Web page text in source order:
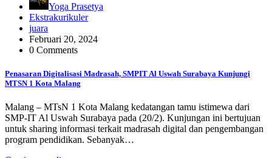
Yoga Prasetya
Ekstrakurikuler
juara
Februari 20, 2024
0 Comments
Penasaran Digitalisasi Madrasah, SMPIT Al Uswah Surabaya Kunjungi
MTSN 1 Kota Malang
Malang – MTsN 1 Kota Malang kedatangan tamu istimewa dari
SMP-IT Al Uswah Surabaya pada (20/2). Kunjungan ini bertujuan
untuk sharing informasi terkait madrasah digital dan pengembangan
program pendidikan. Sebanyak…